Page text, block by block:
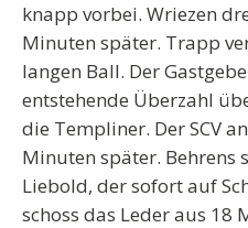
knapp vorbei. Wriezen
Minuten später. Trapp
langen Ball. Der
entstehende Überzahl
die Templiner. Der SCV
Minuten später. Behrens
Liebold, der sofort auf
schoss das Leder aus 18